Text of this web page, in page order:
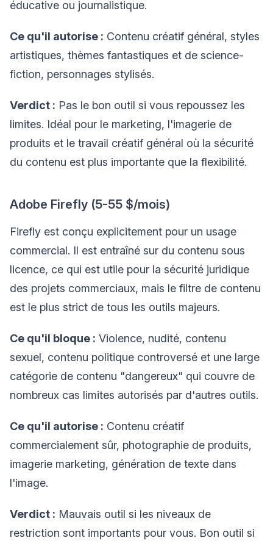
éducative ou journalistique.
Ce qu'il autorise : Contenu créatif général, styles
artistiques, thèmes fantastiques et de science-
fiction, personnages stylisés.
Verdict : Pas le bon outil si vous repoussez les
limites. Idéal pour le marketing, l'imagerie de
produits et le travail créatif général où la sécurité
du contenu est plus importante que la flexibilité.
Adobe Firefly (5-55 $/mois)
Firefly est conçu explicitement pour un usage
commercial. Il est entraîné sur du contenu sous
licence, ce qui est utile pour la sécurité juridique
des projets commerciaux, mais le filtre de contenu
est le plus strict de tous les outils majeurs.
Ce qu'il bloque : Violence, nudité, contenu
sexuel, contenu politique controversé et une large
catégorie de contenu "dangereux" qui couvre de
nombreux cas limites autorisés par d'autres outils.
Ce qu'il autorise : Contenu créatif
commercialement sûr, photographie de produits,
imagerie marketing, génération de texte dans
l'image.
Verdict : Mauvais outil si les niveaux de
restriction sont importants pour vous. Bon outil si